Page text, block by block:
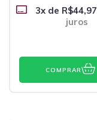
3x de R$44,97
juros
COMPRAR